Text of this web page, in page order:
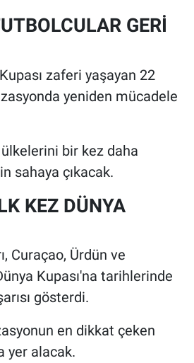
GERİ
zaferi yaşayan 22
yeniden mücadele
bir kez daha
sahaya çıkacak.
KEZ DÜNYA
Curaçao, Ürdün ve
Kupası'na tarihlerinde
gösterdi.
en dikkat çeken
yer alacak.